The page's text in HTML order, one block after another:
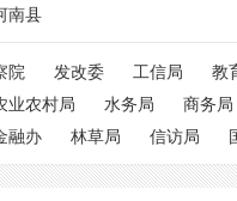
南县
院 发改委 工信局 教
业农村局 水务局 商务局
融办 林草局 信访局